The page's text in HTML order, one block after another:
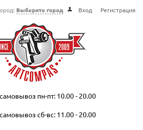
Выберите город Вход Регистрация
пн-пт: 10.00 - 20.00
сб-вс: 11.00 - 20.00